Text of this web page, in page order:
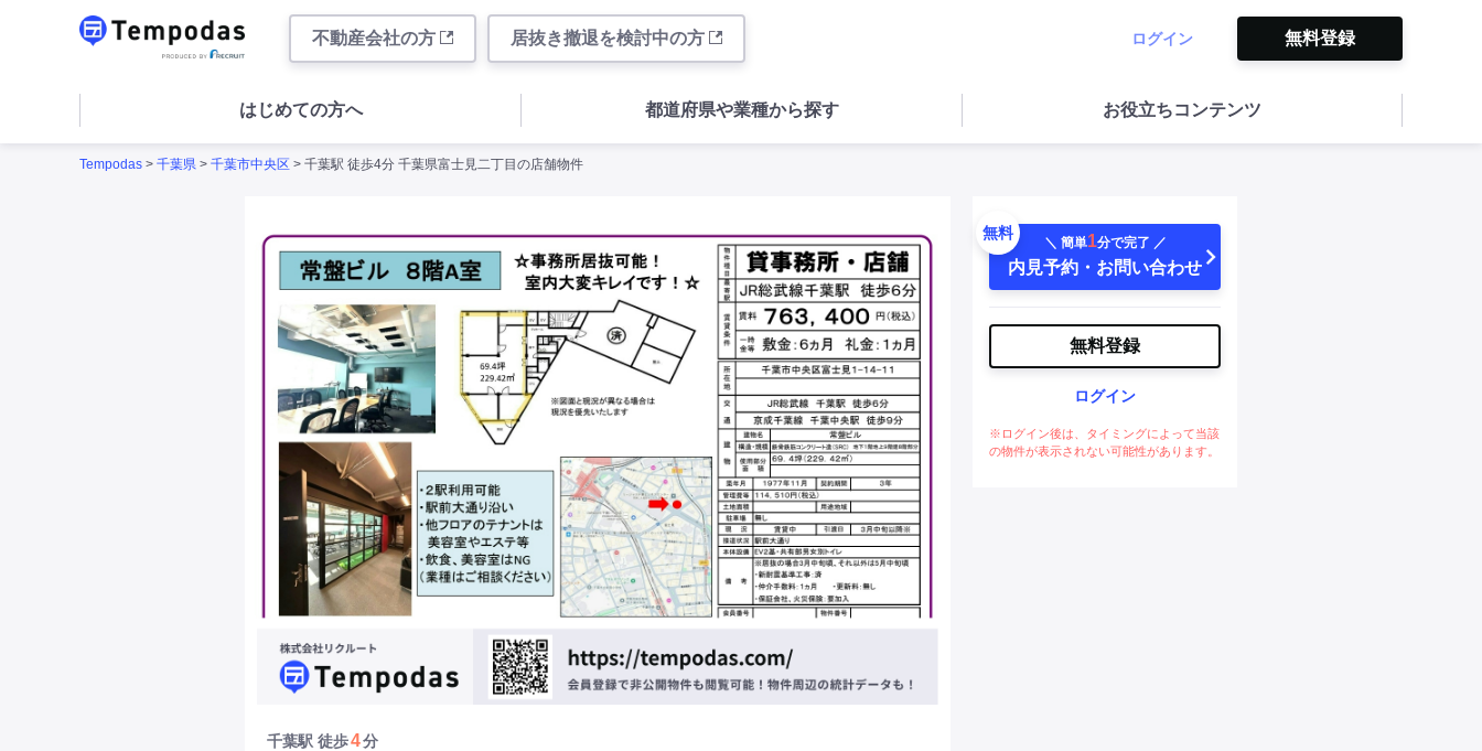
不動産会社の方 居抜き撤退を検討中の方 ログイン 無料登録
はじめての方へ 都道府県や業種から探す お役立ちコンテンツ
Tempodas > 千葉県 > 千葉市中央区 > 千葉駅 徒歩4分 千葉県富士見二丁目の店舗物件
千葉駅 徒歩4分
無料
＼ 簡単1分で完了 ／
内見予約・お問い合わせ
無料登録
ログイン
※ログイン後は、タイミングによって当該
の物件が表示されない可能性があります。